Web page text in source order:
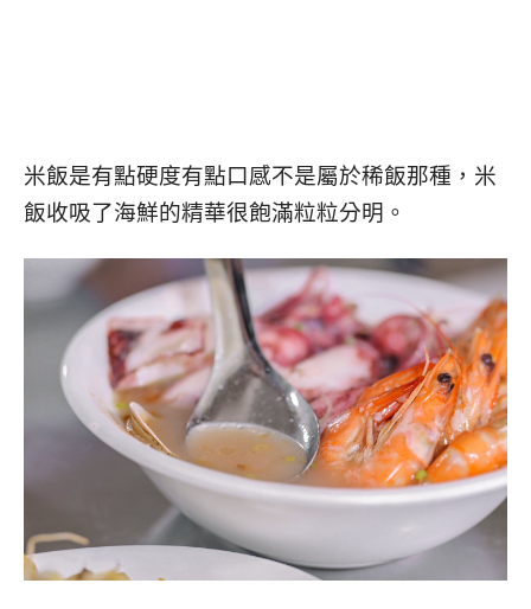
米飯是有點硬度有點口感不是屬於稀飯那種，米
飯收吸了海鮮的精華很飽滿粒粒分明。